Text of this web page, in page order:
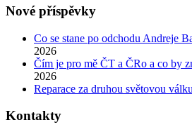
Nové příspěvky
Co se stane po odchodu Andreje
2026
Čím je pro mě ČT a ČRo a co by
2026
Reparace za druhou světovou válku
Kontakty